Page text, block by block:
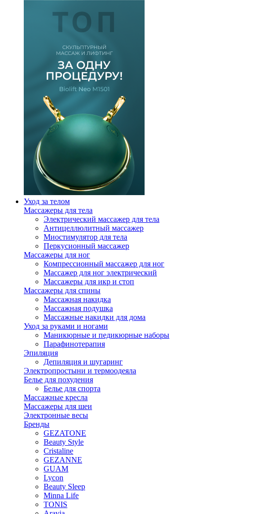
Уход за телом
Массажеры для тела
Электрический массажер для тела
Антицеллюлитный массажер
Миостимулятор для тела
Перкусионный массажер
Массажеры для ног
Компрессионный массажер для ног
Массажер для ног электрический
Массажеры для икр и стоп
Массажеры для спины
Массажная накидка
Массажная подушка
Массажные накидки для дома
Уход за руками и ногами
Маникюрные и педикюрные наборы
Парафинотерапия
Эпиляция
Депиляция и шугаринг
Электропростыни и термоодеяла
Белье для похудения
Белье для спорта
Массажные кресла
Массажеры для шеи
Электронные весы
Бренды
GEZATONE
Beauty Style
Cristaline
GEZANNE
GUAM
Lycon
Beauty Sleep
Minna Life
TONIS